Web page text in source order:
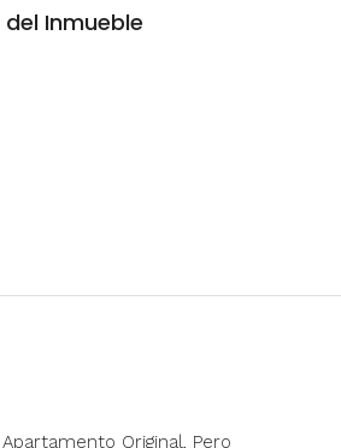
Inmueble
Original, Pero